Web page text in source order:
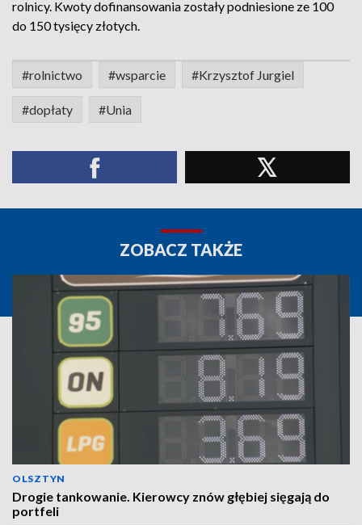
rolnicy. Kwoty dofinansowania zostały podniesione ze 100
do 150 tysięcy złotych.
#rolnictwo #wsparcie #Krzysztof Jurgiel
#dopłaty #Unia
ZOBACZ TAKŻE
OLSZTYN
Drogie tankowanie. Kierowcy znów głębiej sięgają do
portfeli